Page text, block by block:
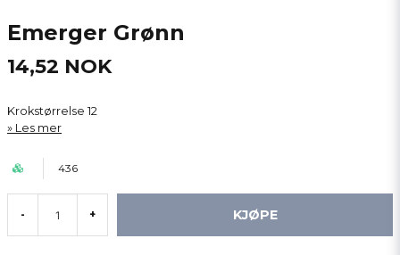
Emerger Grønn
14,52 NOK
Krokstørrelse 12
Les mer
436
- + KJØPE